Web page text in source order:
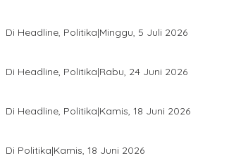
Di Headline, Politika|Minggu, 5 Juli 2026
Di Headline, Politika|Rabu, 24 Juni 2026
Di Headline, Politika|Kamis, 18 Juni 2026
Di Politika|Kamis, 18 Juni 2026